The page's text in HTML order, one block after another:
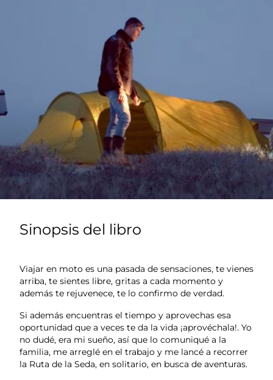
Sinopsis del libro
Viajar en moto es una pasada de sensaciones, te vienes
arriba, te sientes libre, gritas a cada momento y
además te rejuvenece, te lo confirmo de verdad.
Si además encuentras el tiempo y aprovechas esa
oportunidad que a veces te da la vida ¡aprovéchala!. Yo
no dudé, era mi sueño, así que lo comuniqué a la
familia, me arreglé en el trabajo y me lancé a recorrer
la Ruta de la Seda, en solitario, en busca de aventuras.